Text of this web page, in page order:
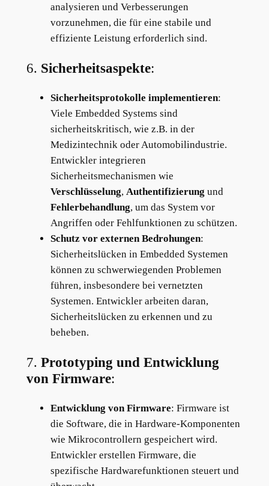
analysieren und Verbesserungen
vorzunehmen, die für eine stabile und
effiziente Leistung erforderlich sind.
6. Sicherheitsaspekte:
Sicherheitsprotokolle implementieren:
Viele Embedded Systems sind
sicherheitskritisch, wie z.B. in der
Medizintechnik oder Automobilindustrie.
Entwickler integrieren
Sicherheitsmechanismen wie
Verschlüsselung, Authentifizierung und
Fehlerbehandlung, um das System vor
Angriffen oder Fehlfunktionen zu schützen.
Schutz vor externen Bedrohungen:
Sicherheitslücken in Embedded Systemen
können zu schwerwiegenden Problemen
führen, insbesondere bei vernetzten
Systemen. Entwickler arbeiten daran,
Sicherheitslücken zu erkennen und zu
beheben.
7. Prototyping und Entwicklung
von Firmware:
Entwicklung von Firmware: Firmware ist
die Software, die in Hardware-Komponenten
wie Mikrocontrollern gespeichert wird.
Entwickler erstellen Firmware, die
spezifische Hardwarefunktionen steuert und